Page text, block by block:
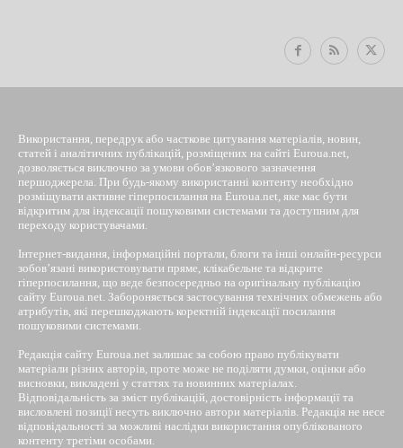
Використання, передрук або часткове цитування матеріалів, новин,
статей і аналітичних публікацій, розміщених на сайті Euroua.net,
дозволяється виключно за умови обов’язкового зазначення
першоджерела. При будь-якому використанні контенту необхідно
розміщувати активне гіперпосилання на Euroua.net, яке має бути
відкритим для індексації пошуковими системами та доступним для
переходу користувачами.
Інтернет-видання, інформаційні портали, блоги та інші онлайн-ресурси
зобов’язані використовувати пряме, клікабельне та відкрите
гіперпосилання, що веде безпосередньо на оригінальну публікацію
сайту Euroua.net. Забороняється застосування технічних обмежень або
атрибутів, які перешкоджають коректній індексації посилання
пошуковими системами.
Редакція сайту Euroua.net залишає за собою право публікувати
матеріали різних авторів, проте може не поділяти думки, оцінки або
висновки, викладені у статтях та новинних матеріалах.
Відповідальність за зміст публікацій, достовірність інформації та
висловлені позиції несуть виключно автори матеріалів. Редакція не несе
відповідальності за можливі наслідки використання опублікованого
контенту третіми особами.